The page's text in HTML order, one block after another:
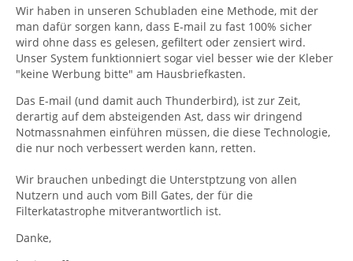
Wir haben in unseren Schubladen eine Methode, mit der
man dafür sorgen kann, dass E-mail zu fast 100% sicher
wird ohne dass es gelesen, gefiltert oder zensiert wird.
Unser System funktionniert sogar viel besser wie der Kleber
"keine Werbung bitte" am Hausbriefkasten.
Das E-mail (und damit auch Thunderbird), ist zur Zeit,
derartig auf dem absteigenden Ast, dass wir dringend
Notmassnahmen einführen müssen, die diese Technologie,
die nur noch verbessert werden kann, retten.
Wir brauchen unbedingt die Unterstptzung von allen
Nutzern und auch vom Bill Gates, der für die
Filterkatastrophe mitverantwortlich ist.
Danke,